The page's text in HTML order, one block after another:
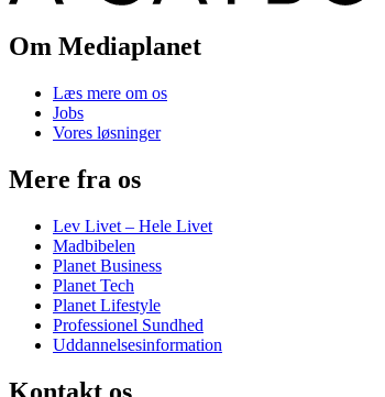
Om Mediaplanet
Læs mere om os
Jobs
Vores løsninger
Mere fra os
Lev Livet – Hele Livet
Madbibelen
Planet Business
Planet Tech
Planet Lifestyle
Professionel Sundhed
Uddannelsesinformation
Kontakt os